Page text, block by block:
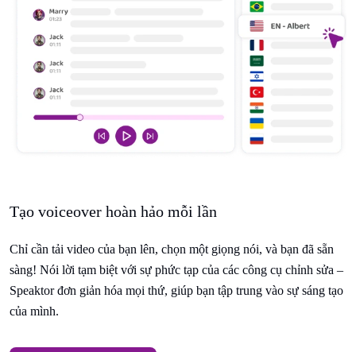
Tạo voiceover hoàn hảo mỗi lần
Chỉ cần tải video của bạn lên, chọn một giọng nói, và bạn đã sẵn
sàng! Nói lời tạm biệt với sự phức tạp của các công cụ chỉnh sửa –
Speaktor đơn giản hóa mọi thứ, giúp bạn tập trung vào sự sáng tạo
của mình.